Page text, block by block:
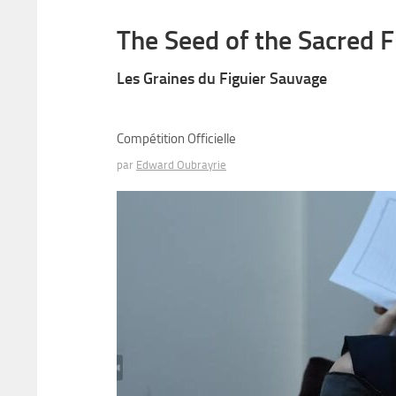
The Seed of the Sacred
Les Graines du Figuier Sauvage
Compétition Officielle
par Edward Oubrayrie